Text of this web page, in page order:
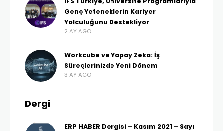
Genç Yeteneklerin Kariyer
Yolculuğunu Destekliyor
2 AY AGO
Workcube ve Yapay Zeka: İş
Süreçlerinizde Yeni Dönem
3 AY AGO
Dergi
ERP HABER Dergisi – Kasım 2021 – Sayı